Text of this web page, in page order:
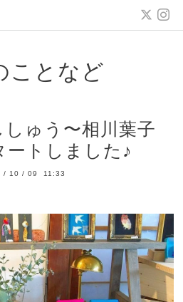
ことなど
しゅう〜相川葉子
ートしました♪
/ 10 /09 11:33